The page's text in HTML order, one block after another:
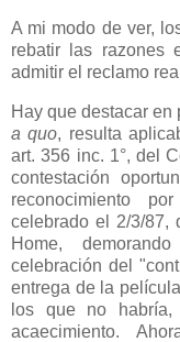
A mi modo de ver,
rebatir las razones
admitir el reclamo
Hay que destacar en
a quo, resulta
art. 356 inc. 1°, del
contestación
reconocimiento
celebrado el 2/3/87,
Home,
celebración del
entrega de la
los que no
acaecimiento.